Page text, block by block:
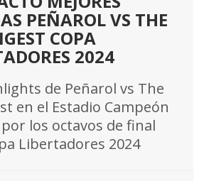
PEÑAROL VS THE
COPA
2024
de Peñarol vs The
en el Estadio Campeón
los octavos de final
Libertadores 2024